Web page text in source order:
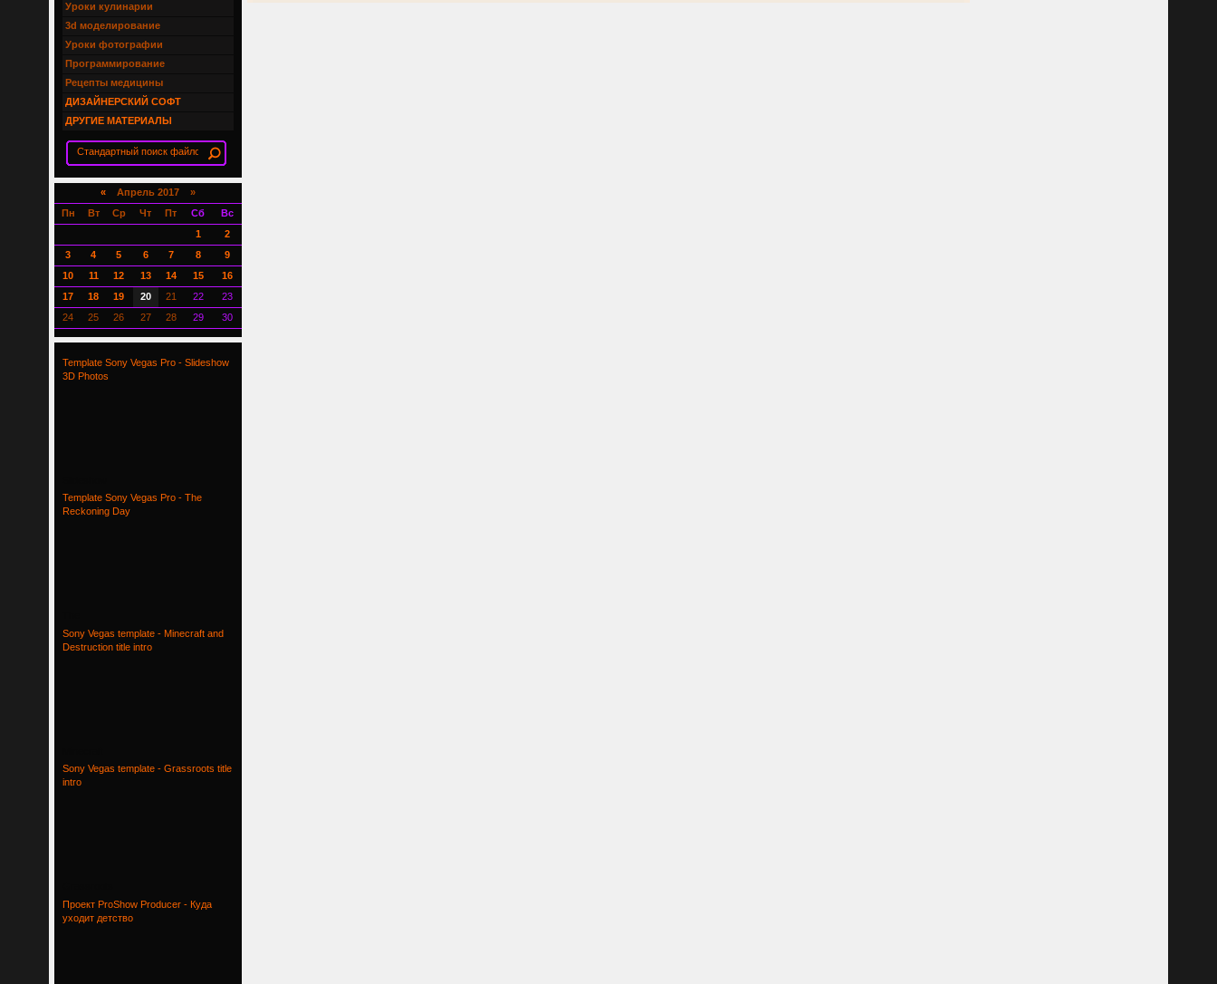
Уроки кулинарии
3d моделирование
Уроки фотографии
Программирование
Рецепты медицины
ДИЗАЙНЕРСКИЙ СОФТ
ДРУГИЕ МАТЕРИАЛЫ
«Апрель 2017 »
Пн
Вт Ср Чт Пт Сб
Вс
1
2
3
4 5 6 7 8
9
10
11 12 13 14 15
16
17
18 19 20 21 22
23
24
25 26 27 28 29 30
Template Sony Vegas Pro - Slideshow
3D Photos
Template Sony Vegas Pro - The
Reckoning Day
Sony Vegas template - Minecraft and
Destruction title intro
Sony Vegas template - Grassroots title
intro
Проект ProShow Producer - Куда
уходит детство